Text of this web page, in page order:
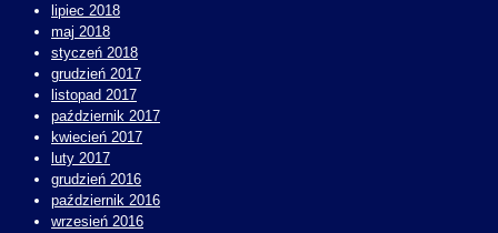
lipiec 2018
maj 2018
styczeń 2018
grudzień 2017
listopad 2017
październik 2017
kwiecień 2017
luty 2017
grudzień 2016
październik 2016
wrzesień 2016